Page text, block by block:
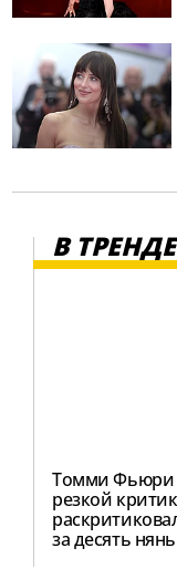
В ТРЕНДЕ
Томми Фьюри
резкой
за десять нянь